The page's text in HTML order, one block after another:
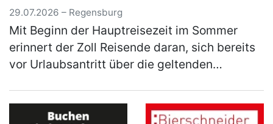
29.07.2026 – Regensburg
Mit Beginn der Hauptreisezeit im Sommer
erinnert der Zoll Reisende daran, sich bereits
vor Urlaubsantritt über die geltenden